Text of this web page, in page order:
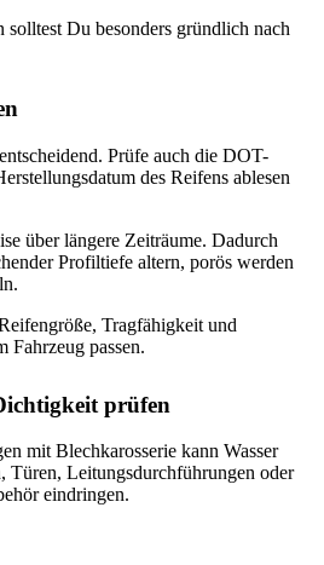
solltest Du besonders gründlich nach
Prüfe auch die DOT-
des Reifens ablesen
über längere Zeiträume. Dadurch
Profiltiefe altern, porös werden
Tragfähigkeit und
Fahrzeug passen.
prüfen
mit Blechkarosserie kann Wasser
Türen, Leitungsdurchführungen oder
eindringen.